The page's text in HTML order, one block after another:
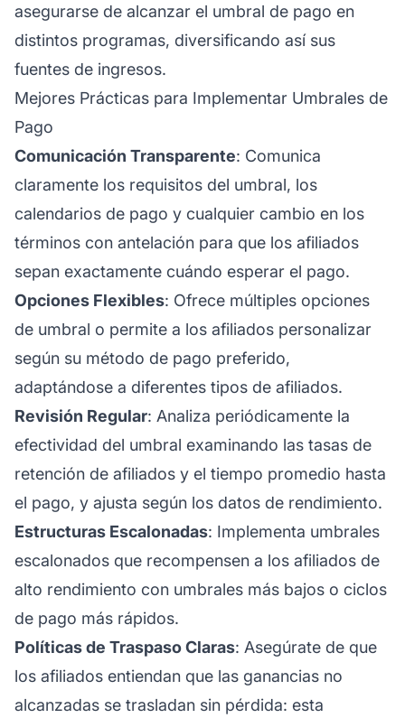
asegurarse de alcanzar el umbral de pago en
distintos programas, diversificando así sus
fuentes de ingresos.
Mejores Prácticas para Implementar Umbrales de
Pago
Comunicación Transparente: Comunica
claramente los requisitos del umbral, los
calendarios de pago y cualquier cambio en los
términos con antelación para que los afiliados
sepan exactamente cuándo esperar el pago.
Opciones Flexibles: Ofrece múltiples opciones
de umbral o permite a los afiliados personalizar
según su método de pago preferido,
adaptándose a diferentes tipos de afiliados.
Revisión Regular: Analiza periódicamente la
efectividad del umbral examinando las tasas de
retención de afiliados y el tiempo promedio hasta
el pago, y ajusta según los datos de rendimiento.
Estructuras Escalonadas: Implementa umbrales
escalonados que recompensen a los afiliados de
alto rendimiento con umbrales más bajos o ciclos
de pago más rápidos.
Políticas de Traspaso Claras: Asegúrate de que
los afiliados entiendan que las ganancias no
alcanzadas se trasladan sin pérdida: esta